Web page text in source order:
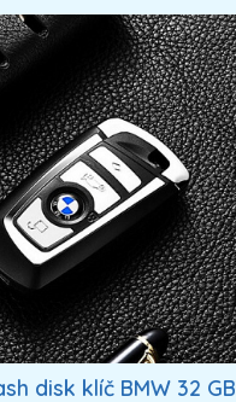
disk klíč BMW 32 GB